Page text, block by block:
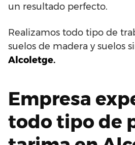
un resultado perfecto.
Realizamos todo tipo de
suelos de madera y suelos
Alcoletge.
Empresa
todo tipo de